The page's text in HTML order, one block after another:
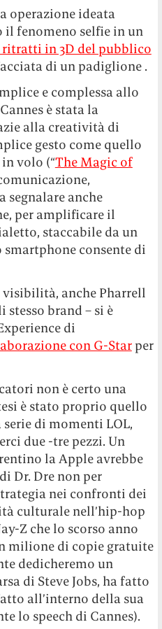
operazione ideata
il fenomeno selfie in un
in 3D del pubblico
di un padiglione .
e complessa allo
è stata la
alla creatività di
gesto come quello
volo (“The Magic of
segnalare anche
per amplificare il
staccabile da un
smartphone consente di
visibilità, anche Pharrell
brand – si è
di
con G-Starper
non è certo una
è stato proprio quello
di momenti LOL,
due -tre pezzi. Un
la Apple avrebbe
Dr. Dre non per
nei confronti dei
culturale nell’hip-hop
Z che lo scorso anno
milione di copie gratuite
dedicheremo un
di Steve Jobs, ha fatto
all’interno della sua
lo speech di Cannes).